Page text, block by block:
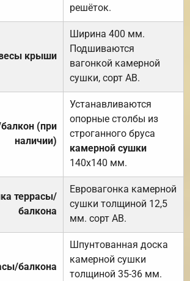
решёток.
крыши
Ширина 400 мм.
Подшиваются
вагонкой камерной
сушки, сорт АВ.
(при
наличии)
Устанавливаются
опорные столбы из
строганного бруса
камерной сушки
140х140 мм.
террасы/
балкона
Евровагонка камерной
сушки толщиной 12,5
мм. сорт АВ.
балкона
Шпунтованная доска
камерной сушки
толщиной 35-36 мм.